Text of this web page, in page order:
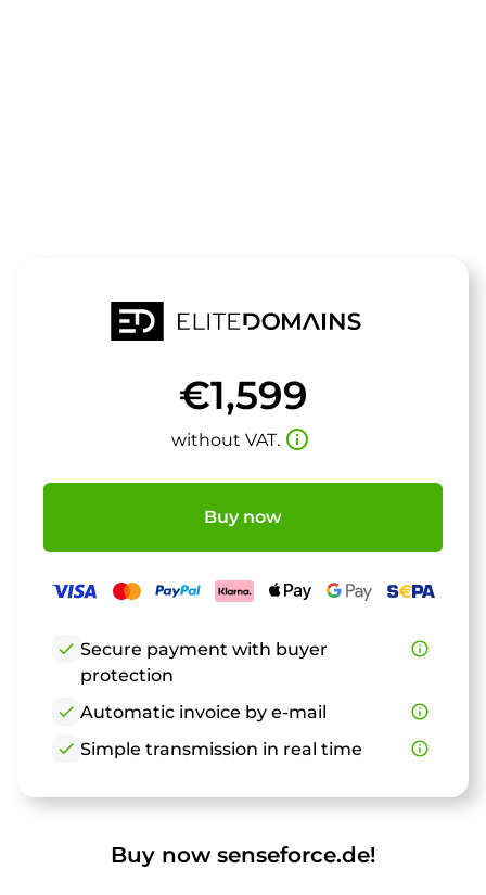
€1,599
without VAT. info_outline
Buy now
check Secure payment with buyer
protection
info_outline
check Automatic invoice by e-mail
info_outline
check Simple transmission in real time info_outline
Buy now senseforce.de!